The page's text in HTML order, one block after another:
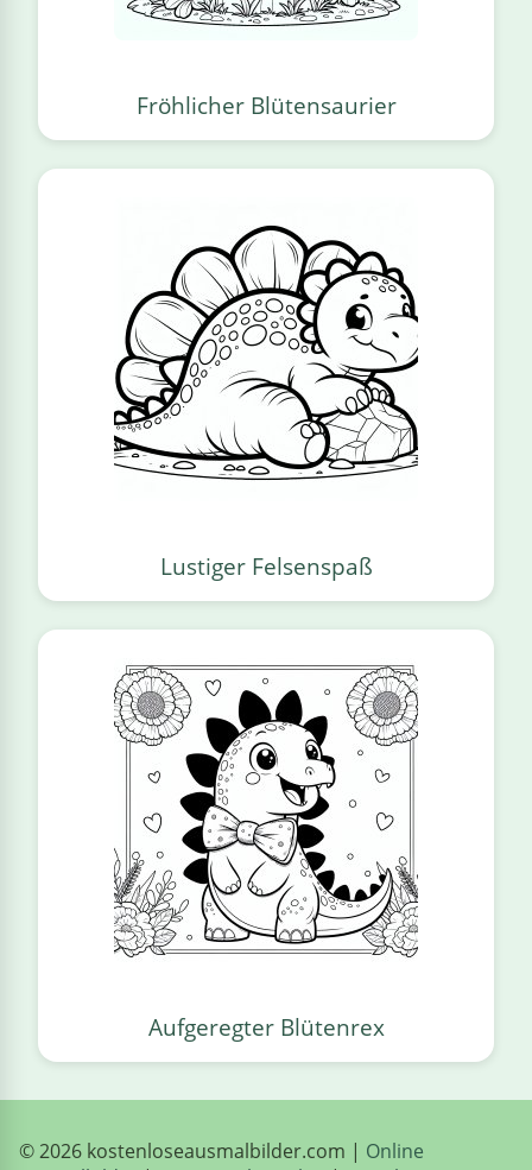
Fröhlicher Blütensaurier
Lustiger Felsenspaß
Aufgeregter Blütenrex
© 2026 kostenloseausmalbilder.com | Online